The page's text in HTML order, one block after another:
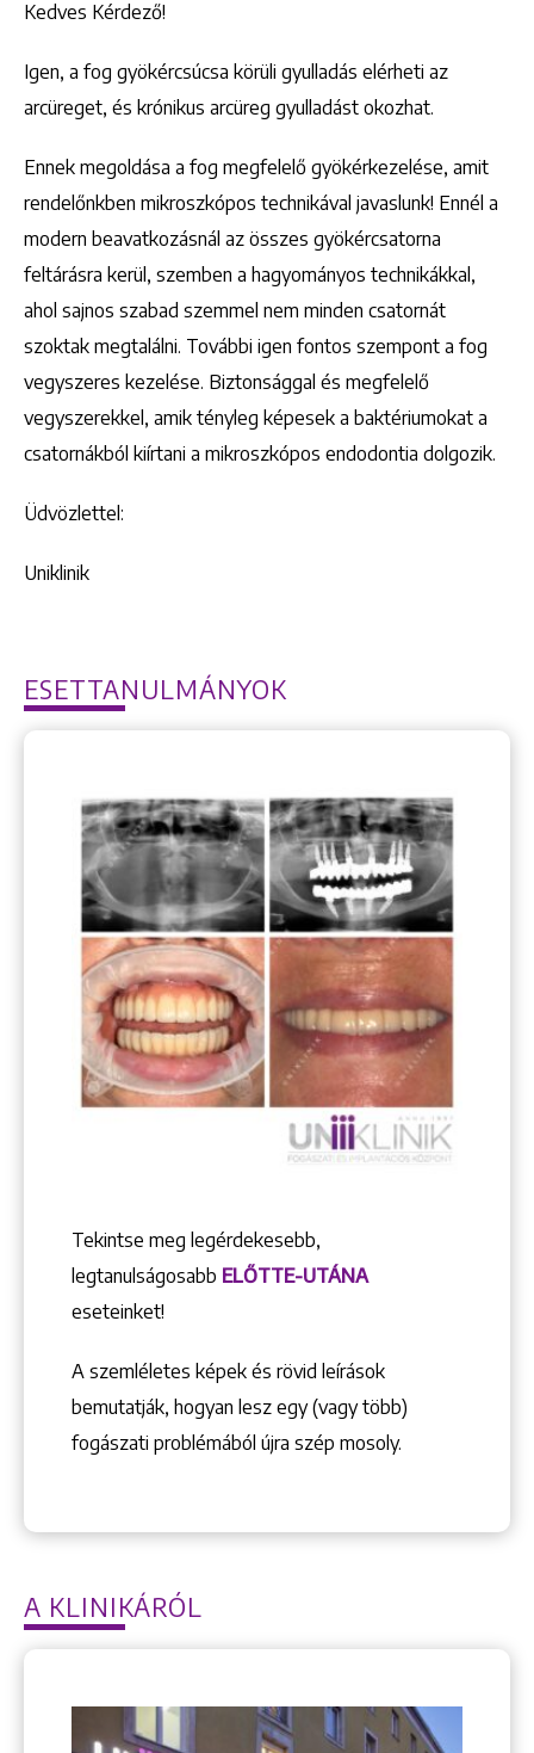
Kedves Kérdező!
Igen, a fog gyökércsúcsa körüli gyulladás elérheti az
arcüreget, és krónikus arcüreg gyulladást okozhat.
Ennek megoldása a fog megfelelő gyökérkezelése, amit
rendelőnkben mikroszkópos technikával javaslunk! Ennél a
modern beavatkozásnál az összes gyökércsatorna
feltárásra kerül, szemben a hagyományos technikákkal,
ahol sajnos szabad szemmel nem minden csatornát
szoktak megtalálni. További igen fontos szempont a fog
vegyszeres kezelése. Biztonsággal és megfelelő
vegyszerekkel, amik tényleg képesek a baktériumokat a
csatornákból kiírtani a mikroszkópos endodontia dolgozik.
Üdvözlettel:
Uniklinik
ESETTANULMÁNYOK
Tekintse meg legérdekesebb,
legtanulságosabb ELŐTTE-UTÁNA
eseteinket!
A szemléletes képek és rövid leírások
bemutatják, hogyan lesz egy (vagy több)
fogászati problémából újra szép mosoly.
A KLINIKÁRÓL